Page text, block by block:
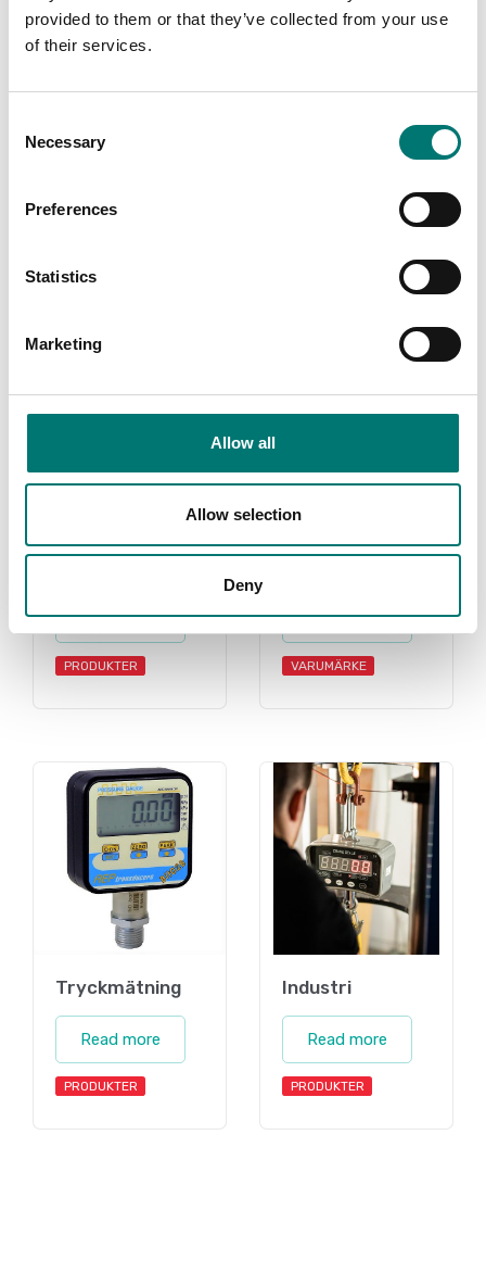
provided to them or that they’ve collected from your use
of their services.
Selection
Necessary
Preferences
Statistics
Marketing
Allow all
Allow selection
Deny
Tryckmätning
kalibrering och
Read more
PRODUKTER
Read more
VARUMÄRKE
Tryckmätning
Read more
PRODUKTER
Industri
Read more
PRODUKTER